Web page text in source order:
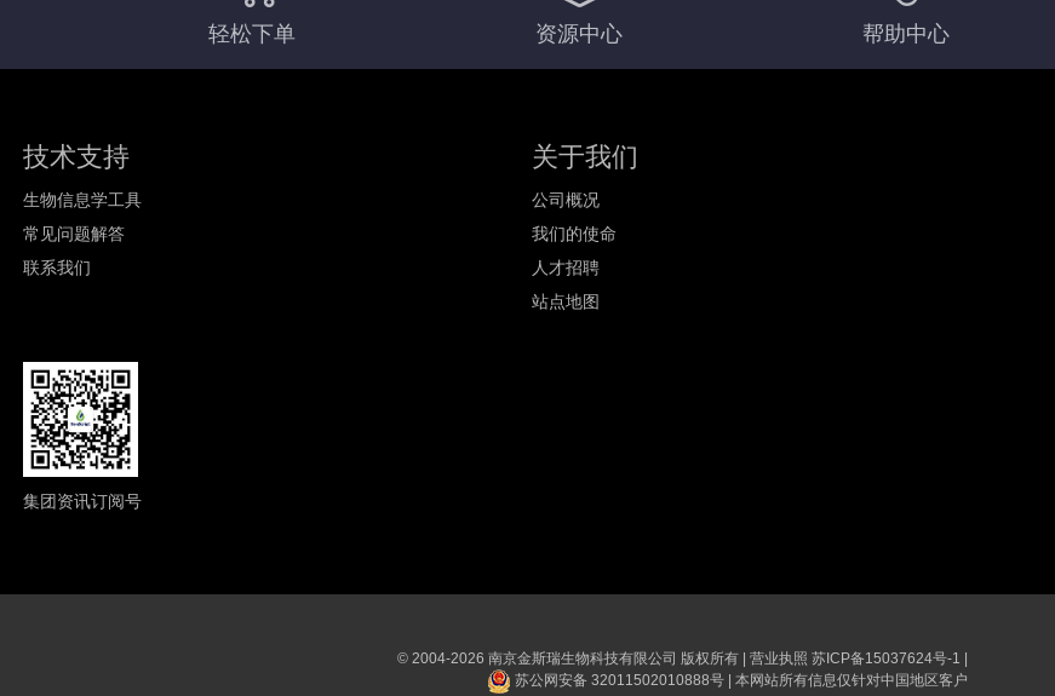
轻松下单 资源中心 帮助中心
技术支持
生物信息学工具
常见问题解答
联系我们
关于我们
公司概况
我们的使命
人才招聘
站点地图
集团资讯订阅号
© 2004-2026 南京金斯瑞生物科技有限公司 版权所有 | 营业执照 苏ICP备15037624号-1 |
苏公网安备 32011502010888号
本网站所有信息仅针对中国地区客户